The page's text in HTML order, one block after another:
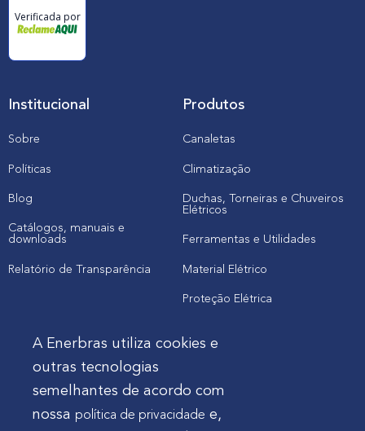
Verificada por
Institucional
Sobre
Políticas
Blog
Catálogos, manuais e
downloads
Relatório de Transparência
Produtos
Canaletas
Climatização
Duchas, Torneiras e Chuveiros
Elétricos
Ferramentas e Utilidades
Material Elétrico
Proteção Elétrica
Cliente
Onde comprar produtos
Quero Enerbras na minha loja
A Enerbras utiliza cookies e
outras tecnologias
semelhantes de acordo com
nossa política de privacidade e,